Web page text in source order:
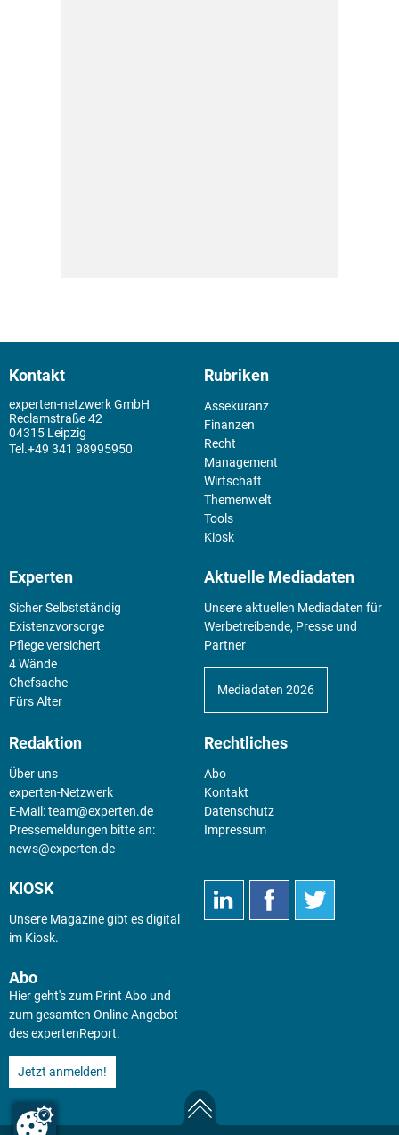
Kontakt
experten-netzwerk GmbH
Reclamstraße 42
04315 Leipzig
+49 341 98995950
Rubriken
Assekuranz
Finanzen
Recht
Management
Wirtschaft
Themenwelt
Tools
Kiosk
Experten
Sicher Selbstständig
Existenz­vorsorge
Pflege versichert
4 Wände
Chefsache
Fürs Alter
Aktuelle Mediadaten
Unsere aktuellen Mediadaten für
Werbetreibende, Presse und
Partner
Mediadaten 2026
Redaktion
Über uns
experten-Netzwerk
E-Mail:team@experten.de
Pressemeldungen bitte an:
news@experten.de
Rechtliches
Abo
Kontakt
Datenschutz
Impressum
KIOSK
Unsere Magazine gibt es digital
im Kiosk.
Abo
Hier geht's zum Print Abo und
zum gesamten Online Angebot
des expertenReport.
Jetzt anmelden!